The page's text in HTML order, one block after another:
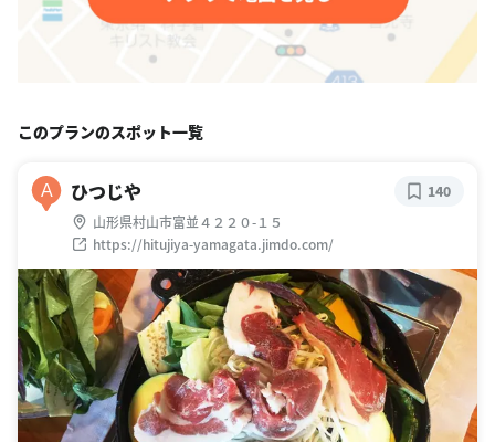
このプランのスポット一覧
A ひつじや
山形県村山市富並４２２０-１５
https://hitujiya-yamagata.jimdo.com/
140